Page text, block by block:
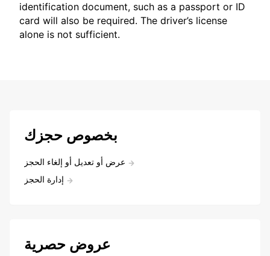
identification document, such as a passport or ID
card will also be required. The driver’s license
alone is not sufficient.
بخصوص حجزك
عرض أو تعديل أو إلغاء الحجز
إدارة الحجز
عروض حصرية